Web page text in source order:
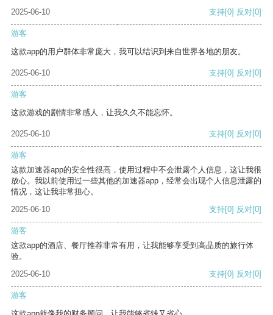
2025-06-10
支持[0] 反对[0]
游客
这款app的用户群体非常庞大，我可以结识到来自世界各地的朋友。
2025-06-10 支持[0] 反对[0]
游客
这款游戏的剧情非常感人，让我久久不能忘怀。
2025-06-10 支持[0] 反对[0]
游客
这款加速器app的安全性很高，使用过程中不会泄露个人信息，这让我很
放心。我以前使用过一些其他的加速器app，经常会出现个人信息泄露的
情况，这让我非常担心。
2025-06-10
支持[0] 反对[0]
游客
这款app的酒店、餐厅推荐非常有用，让我能够享受到高品质的旅行体
验。
2025-06-10
支持[0] 反对[0]
游客